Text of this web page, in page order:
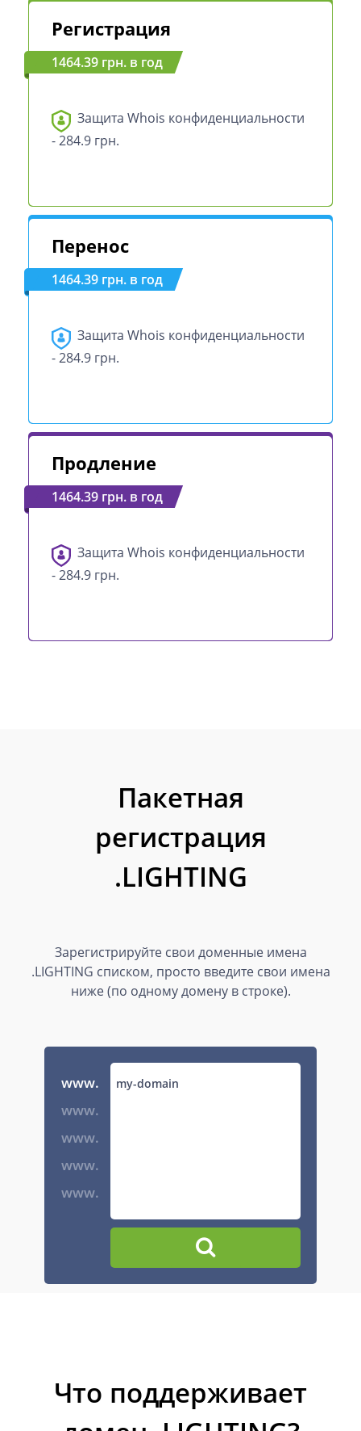
Регистрация
1464.39 грн. в год
Защита Whois конфиденциальности
- 284.9 грн.
Перенос
1464.39 грн. в год
Защита Whois конфиденциальности
- 284.9 грн.
Продление
1464.39 грн. в год
Защита Whois конфиденциальности
- 284.9 грн.
Пакетная
регистрация
.LIGHTING
Зарегистрируйте свои доменные имена
.LIGHTING списком, просто введите свои имена
ниже (по одному домену в строке).
www.
www.
www.
www.
www.
Что поддерживает